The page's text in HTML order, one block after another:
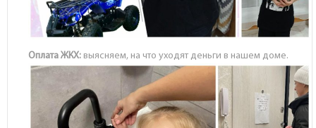
Оплата ЖКХ: выясняем, на что уходят деньги в нашем доме.